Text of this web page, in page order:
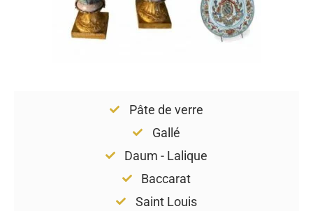
Pâte de verre
Gallé
Daum - Lalique
Baccarat
Saint Louis